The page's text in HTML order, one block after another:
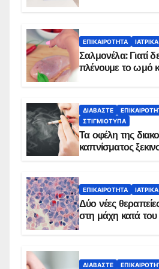
ΕΠΙΚΑΙΡΌΤΗΤΑ ΙΑΤΡΙΚΆ
Σαλμονέλα: Γιατί
πλένουμε το ωμό
ΔΙΑΒΆΣΤΕ
ΣΤΙΓΜΙΌΤΥΠΑ
Τα οφέλη της
καπνίσματος
ΕΠΙΚΑΙΡΌΤΗΤΑ ΙΑΤΡΙΚΆ
Δύο νέες
στη μάχη κατά του
ΔΙΑΒΆΣΤΕ